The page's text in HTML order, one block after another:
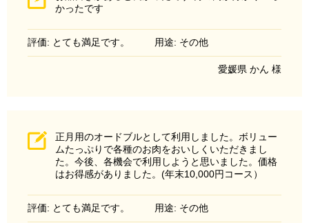
かったです
評価: とても満足です。 用途: その他
愛媛県 かん 様
正月用のオードブルとして利用しました。ボリュー
ムたっぷりで各種のお肉をおいしくいただきまし
た。今後、各機会で利用しようと思いました。価格
はお得感がありました。(年末10,000円コース）
評価: とても満足です。 用途: その他